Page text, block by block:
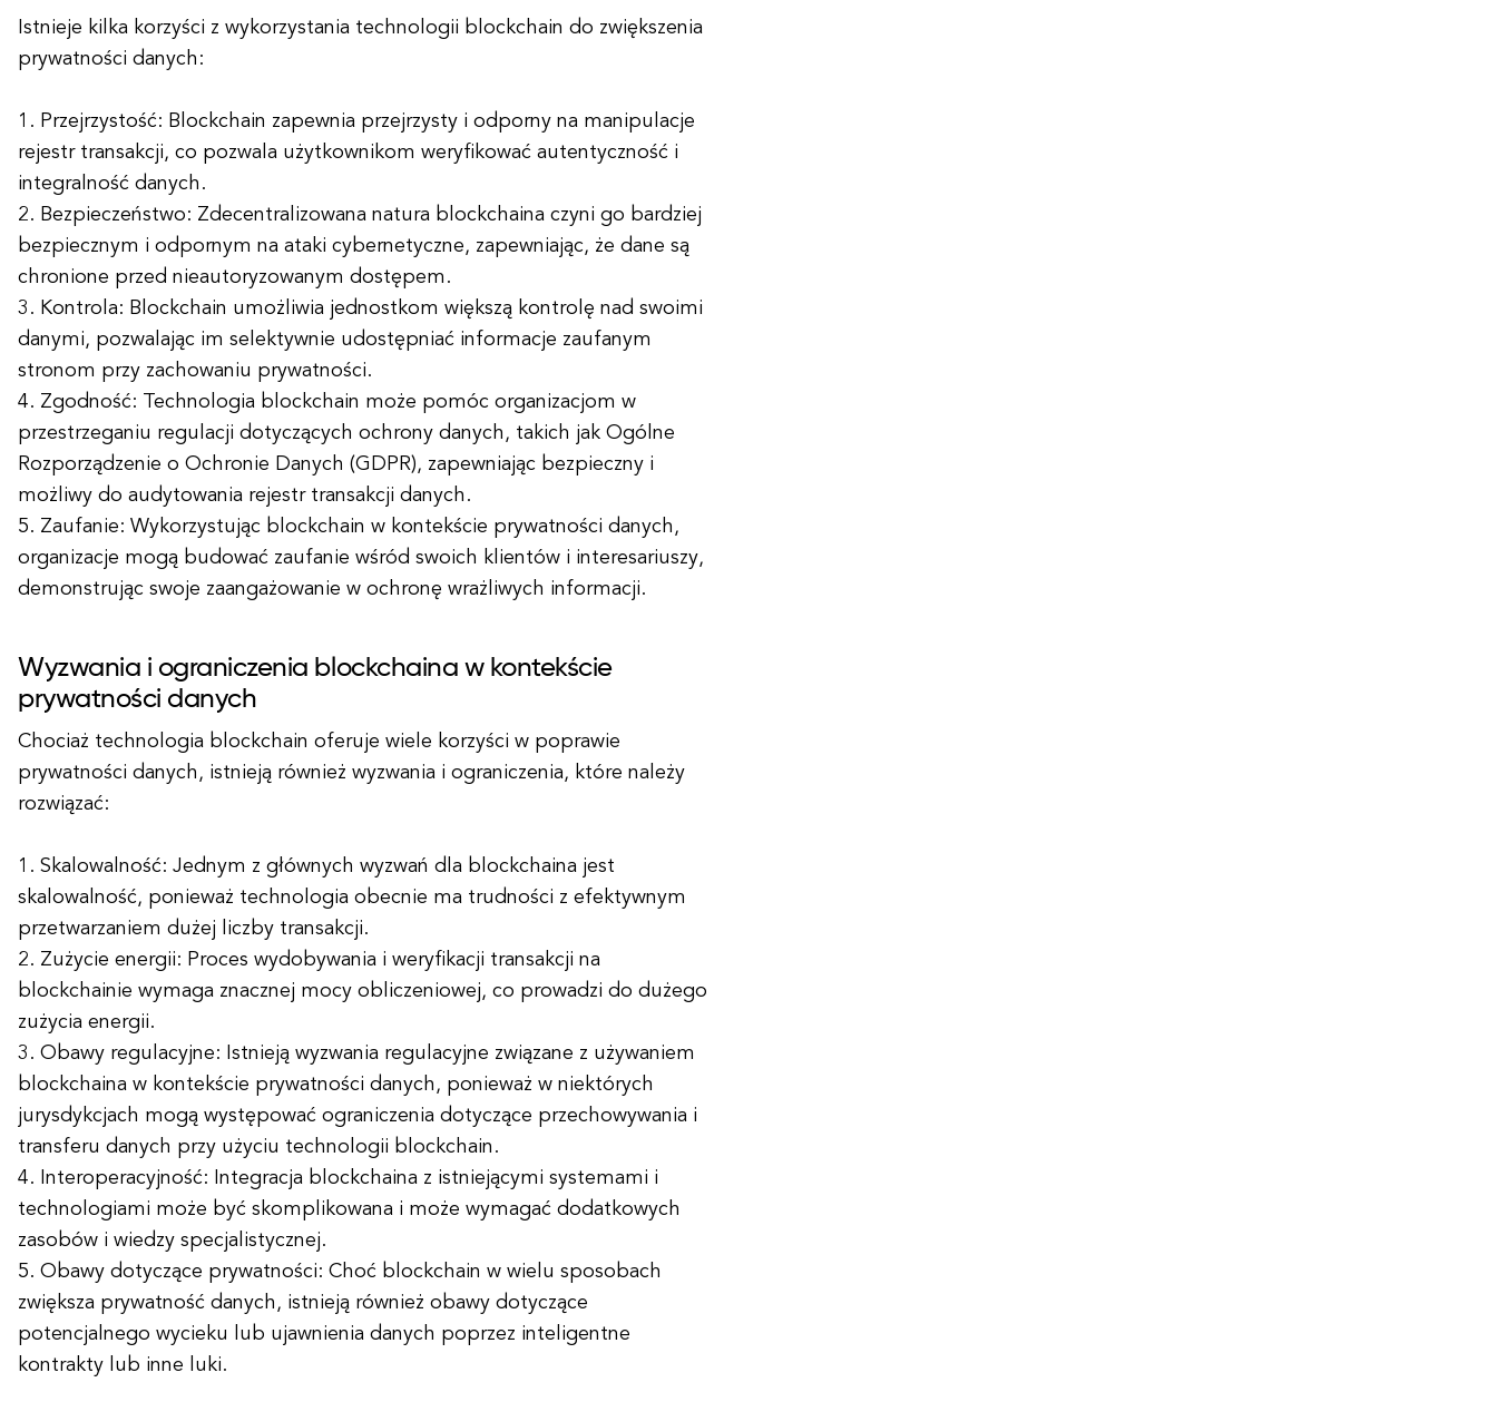
Istnieje kilka korzyści z wykorzystania technologii blockchain do zwiększenia
prywatności danych:
1. Przejrzystość: Blockchain zapewnia przejrzysty i odporny na manipulacje
rejestr transakcji, co pozwala użytkownikom weryfikować autentyczność i
integralność danych.
2. Bezpieczeństwo: Zdecentralizowana natura blockchaina czyni go bardziej
bezpiecznym i odpornym na ataki cybernetyczne, zapewniając, że dane są
chronione przed nieautoryzowanym dostępem.
3. Kontrola: Blockchain umożliwia jednostkom większą kontrolę nad swoimi
danymi, pozwalając im selektywnie udostępniać informacje zaufanym
stronom przy zachowaniu prywatności.
4. Zgodność: Technologia blockchain może pomóc organizacjom w
przestrzeganiu regulacji dotyczących ochrony danych, takich jak Ogólne
Rozporządzenie o Ochronie Danych (GDPR), zapewniając bezpieczny i
możliwy do audytowania rejestr transakcji danych.
5. Zaufanie: Wykorzystując blockchain w kontekście prywatności danych,
organizacje mogą budować zaufanie wśród swoich klientów i interesariuszy,
demonstrując swoje zaangażowanie w ochronę wrażliwych informacji.
Wyzwania i ograniczenia blockchaina w kontekście
prywatności danych
Chociaż technologia blockchain oferuje wiele korzyści w poprawie
prywatności danych, istnieją również wyzwania i ograniczenia, które należy
rozwiązać:
1. Skalowalność: Jednym z głównych wyzwań dla blockchaina jest
skalowalność, ponieważ technologia obecnie ma trudności z efektywnym
przetwarzaniem dużej liczby transakcji.
2. Zużycie energii: Proces wydobywania i weryfikacji transakcji na
blockchainie wymaga znacznej mocy obliczeniowej, co prowadzi do dużego
zużycia energii.
3. Obawy regulacyjne: Istnieją wyzwania regulacyjne związane z używaniem
blockchaina w kontekście prywatności danych, ponieważ w niektórych
jurysdykcjach mogą występować ograniczenia dotyczące przechowywania i
transferu danych przy użyciu technologii blockchain.
4. Interoperacyjność: Integracja blockchaina z istniejącymi systemami i
technologiami może być skomplikowana i może wymagać dodatkowych
zasobów i wiedzy specjalistycznej.
5. Obawy dotyczące prywatności: Choć blockchain w wielu sposobach
zwiększa prywatność danych, istnieją również obawy dotyczące
potencjalnego wycieku lub ujawnienia danych poprzez inteligentne
kontrakty lub inne luki.